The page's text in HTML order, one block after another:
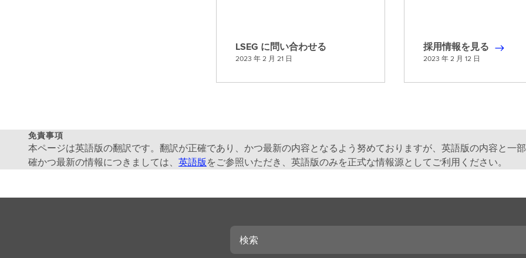
L
E
合
わ
LSEG に問い合わせる
2023 年 2 月 21 日
採
情
採用情報を見る
2023 年 2 月 12 日
免責事項
本ページは英語版の翻訳です。翻訳が正確であり、かつ最新の内容となるよう努めておりますが、英語版の内容と一
確かつ最新の情報につきましては、 英語版をご参照いただき、英語版のみを正式な情報源としてご利用ください。
検